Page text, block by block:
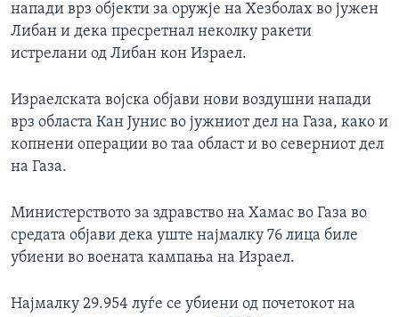
напади врз објекти за оружје на Хезболах во јужен
Либан и дека пресретнал неколку ракети
истрелани од Либан кон Израел.
Израелската војска објави нови воздушни напади
врз областа Кан Јунис во јужниот дел на Газа, како и
копнени операции во таа област и во северниот дел
на Газа.
Министерството за здравство на Хамас во Газа во
средата објави дека уште најмалку 76 лица биле
убиени во воената кампања на Израел.
Најмалку 29.954 луѓе се убиени од почетокот на